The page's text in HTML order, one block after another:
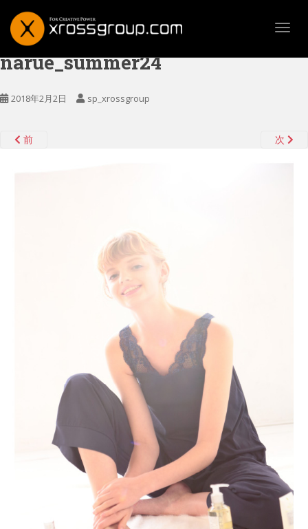
narue_summer24
2018年2月2日 sp_xrossgroup
前 次